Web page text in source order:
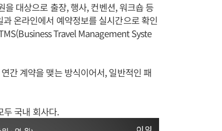
대상으로 출장, 행사, 컨벤션, 워크숍 등
온라인에서 예약정보를 실시간으로 확인
Travel Management Syste
간 계약을 맺는 방식이어서, 일반적인 패
두 국내 회사다.